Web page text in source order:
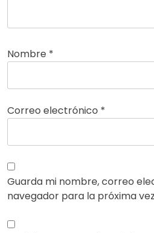
Nombre *
Correo electrónico *
Guarda mi nombre, correo
navegador para la próxima